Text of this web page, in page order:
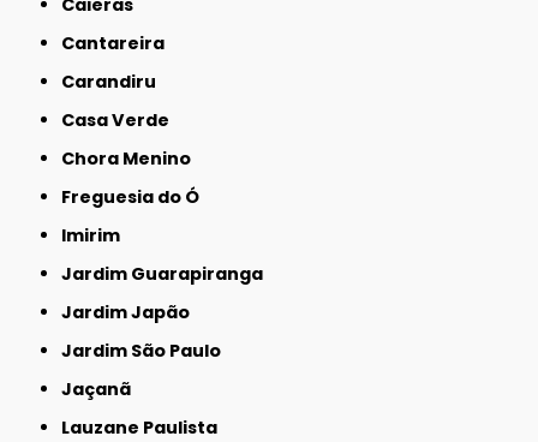
Caieras
Cantareira
Carandiru
Casa Verde
Chora Menino
Freguesia do Ó
Imirim
Jardim Guarapiranga
Jardim Japão
Jardim São Paulo
Jaçanã
Lauzane Paulista